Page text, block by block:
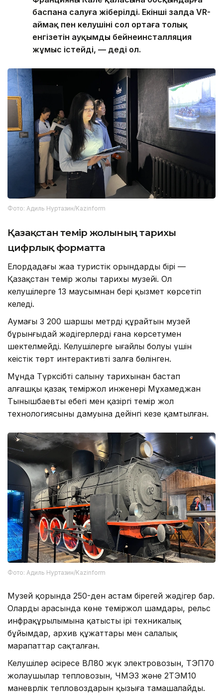
баспана салуға жіберілді. Екінші залда VR-
аймақ пен келушіні сол ортаға толық
енгізетін ауқымды бейнеинсталляция
жұмыс істейді, — деді ол.
Фото: Адиль Нуртазин/Kazinform
Қазақстан темір жолының тарихы
цифрлық форматта
Елордадағы жаңа туристік орындардың бірі —
Қазақстан темір жолы тарихы музейі. Ол
келушілерге 13 маусымнан бері қызмет көрсетіп
келеді.
Аумағы 3 200 шаршы метрді құрайтын музей
бұрынғыдай жәдігерлерді ғана көрсетумен
шектелмейді. Келушілерге ыңғайлы болуы үшін
кеңістік төрт интерактивті залға бөлінген.
Мұнда Түрксібтің салыну тарихынан бастап
алғашқы қазақ теміржол инженері Мұхамеджан
Тынышбаевтың еңбегі мен қазіргі темір жол
технологиясының дамуына дейінгі кезең қамтылған.
Фото: Адиль Нуртазин/Kazinform
Музей қорында 250-ден астам бірегей жәдігер бар.
Олардың арасында көне теміржол шамдары, рельс
инфрақұрылымына қатысты ірі техникалық
бұйымдар, архив құжаттары мен салалық
марапаттар сақталған.
Келушілер әсіресе ВЛ80 жүк электровозын, ТЭП70
жолаушылар тепловозын, ЧМЭ3 және 2ТЭМ10
маневрлік тепловоздарын қызыға тамашалайды.